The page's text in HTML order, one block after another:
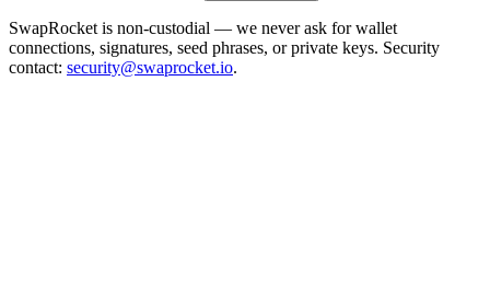
SwapRocket is non-custodial — we never ask for wallet
connections, signatures, seed phrases, or private keys. Security
contact: security@swaprocket.io.